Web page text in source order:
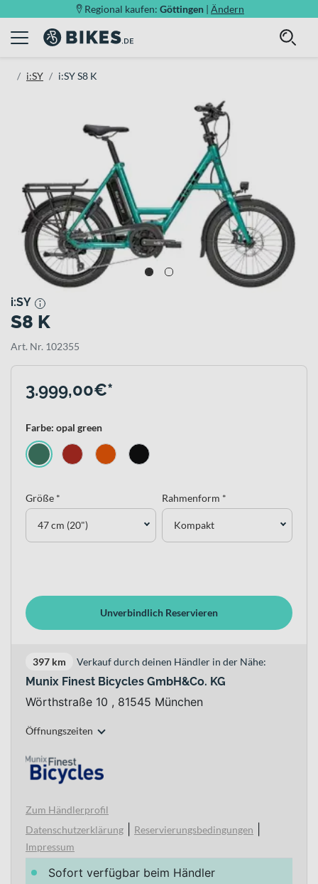
Regional kaufen: Göttingen | Ändern
i:SY i:SY S8 K
i:SY
S8 K
Art. Nr. 102355
3.999,00€*
Farbe: opal green
Größe *
47 cm (20")
Rahmenform *
Kompakt
Unverbindlich Reservieren
397 km Verkauf durch deinen Händler in der Nähe:
Munix Finest Bicycles GmbH&Co. KG
Wörthstraße 10 , 81545 München
Öffnungszeiten
Zum Händlerprofil
Datenschutzerklärung
Reservierungsbedingungen
Impressum
Sofort verfügbar beim Händler